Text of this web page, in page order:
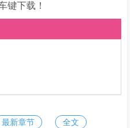
键下载！
最新章节 全文